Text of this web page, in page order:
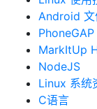
Android 文
PhoneGAP
MarkItUp
NodeJS
Linux 系统
C语言